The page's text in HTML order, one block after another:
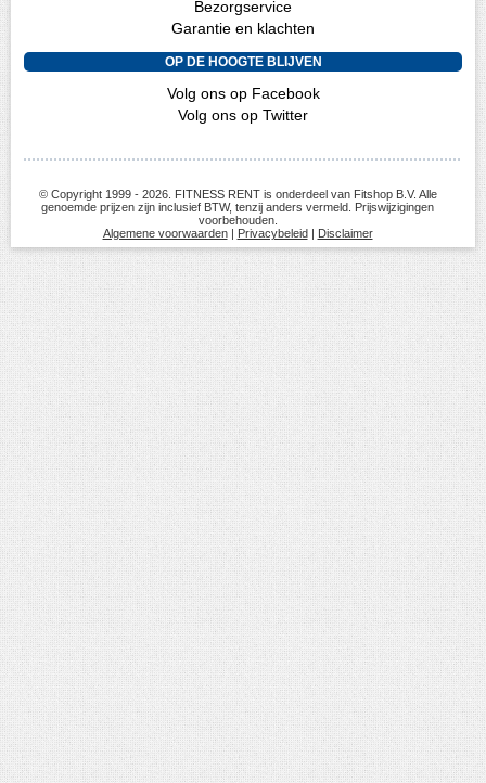
Bezorgservice
Garantie en klachten
OP DE HOOGTE BLIJVEN
Volg ons op Facebook
Volg ons op Twitter
© Copyright 1999 - 2026. FITNESS RENT is onderdeel van Fitshop B.V. Alle
genoemde prijzen zijn inclusief BTW, tenzij anders vermeld. Prijswijzigingen
voorbehouden.
Algemene voorwaarden| Privacybeleid| Disclaimer